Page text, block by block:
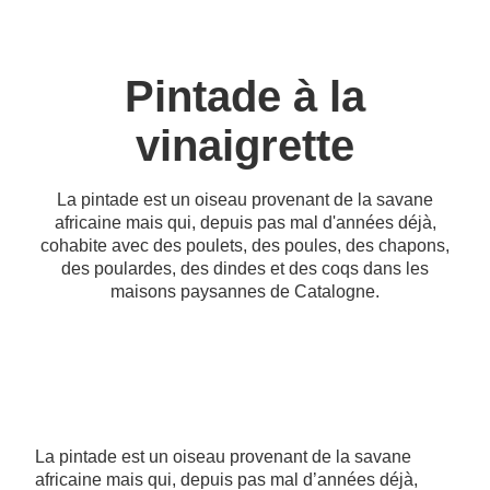
Pintade à la
vinaigrette
La pintade est un oiseau provenant de la savane
africaine mais qui, depuis pas mal d'années déjà,
cohabite avec des poulets, des poules, des chapons,
des poulardes, des dindes et des coqs dans les
maisons paysannes de Catalogne.
La pintade est un oiseau provenant de la savane
africaine mais qui, depuis pas mal d’années déjà,